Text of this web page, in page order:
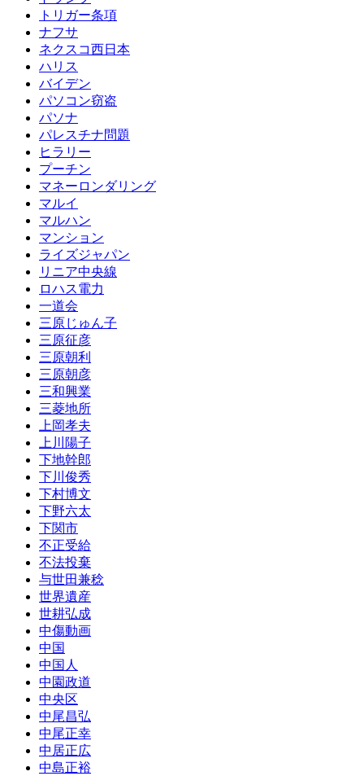
トリガー条項
ナフサ
ネクスコ西日本
ハリス
バイデン
パソコン窃盗
パソナ
パレスチナ問題
ヒラリー
プーチン
マネーロンダリング
マルイ
マルハン
マンション
ライズジャパン
リニア中央線
ロハス電力
一道会
三原じゅん子
三原征彦
三原朝利
三原朝彦
三和興業
三菱地所
上岡孝夫
上川陽子
下地幹郎
下川俊秀
下村博文
下野六太
下関市
不正受給
不法投棄
与世田兼稔
世界遺産
世耕弘成
中傷動画
中国
中国人
中園政道
中央区
中尾昌弘
中尾正幸
中居正広
中島正裕